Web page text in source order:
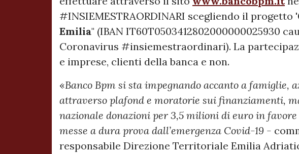
#INSIEMESTRAORDINARI scegliendo il progetto '
Emilia" (IBAN IT60T0503412802000000025930
Coronavirus #insiemestraordinari). La
e imprese, clienti della banca e non.
«Banco Bpm si sta impegnando accanto a famiglie,
attraverso plafond e moratorie sui finanziamenti,
nazionale donazioni per 3,5 milioni di euro in
messe a dura prova dall’emergenza Covid-19 -
responsabile Direzione Territoriale Emilia